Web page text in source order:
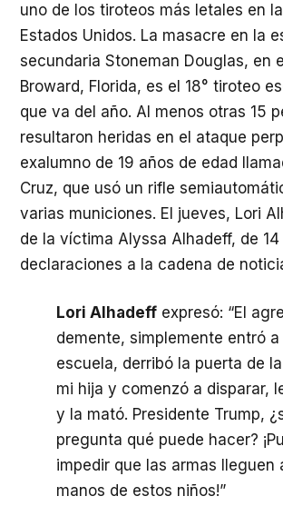
uno de los tiroteos más letales en
Estados Unidos. La masacre en la
secundaria Stoneman Douglas, en
Broward, Florida, es el 18° tiroteo
que va del año. Al menos otras 15
resultaron heridas en el ataque
exalumno de 19 años de edad
Cruz, que usó un rifle
varias municiones. El jueves, Lori
de la víctima Alyssa Alhadeff, de
declaraciones a la cadena de
Lori Alhadeff expresó: “El
demente, simplemente entró a
escuela, derribó la puerta de
mi hija y comenzó a disparar,
y la mató. Presidente Trump,
pregunta qué puede hacer?
impedir que las armas lleguen
manos de estos niños!”